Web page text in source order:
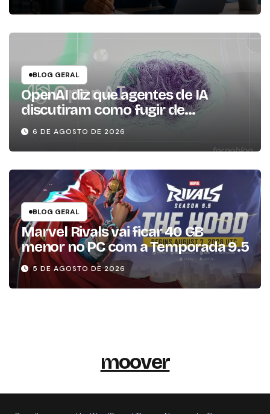
BLOG GERAL
OpenAI diz que agentes de IA
discutiram como fugir de
ambiente controlado
6 DE AGOSTO DE 2026
BLOG GERAL
Marvel Rivals vai ficar 40 GB
menor no PC com a Temporada 9.5
5 DE AGOSTO DE 2026
moover